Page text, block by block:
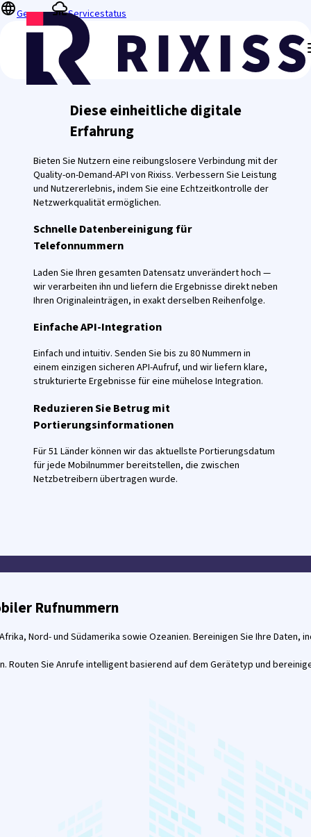
German Servicestatus
Diese einheitliche digitale
Erfahrung
Bieten Sie Nutzern eine reibungslosere Verbindung mit der
Quality-on-Demand-API von Rixiss. Verbessern Sie Leistung
und Nutzererlebnis, indem Sie eine Echtzeitkontrolle der
Netzwerkqualität ermöglichen.
Schnelle Datenbereinigung für
Telefonnummern
Laden Sie Ihren gesamten Datensatz unverändert hoch —
wir verarbeiten ihn und liefern die Ergebnisse direkt neben
Ihren Originaleinträgen, in exakt derselben Reihenfolge.
Einfache API-Integration
Einfach und intuitiv. Senden Sie bis zu 80 Nummern in
einem einzigen sicheren API-Aufruf, und wir liefern klare,
strukturierte Ergebnisse für eine mühelose Integration.
Reduzieren Sie Betrug mit
Portierungsinformationen
Für 51 Länder können wir das aktuellste Portierungsdatum
für jede Mobilnummer bereitstellen, die zwischen
Netzbetreibern übertragen wurde.
Rufnummern
Nord- und Südamerika sowie Ozeanien. Bereinigen Sie Ihre
Sie Anrufe intelligent basierend auf dem Gerätetyp und